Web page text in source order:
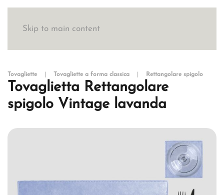
Skip to main content
Tovagliette Tovagliette a forma classica Rettangolare spigolo
Tovaglietta Rettangolare
spigolo Vintage lavanda